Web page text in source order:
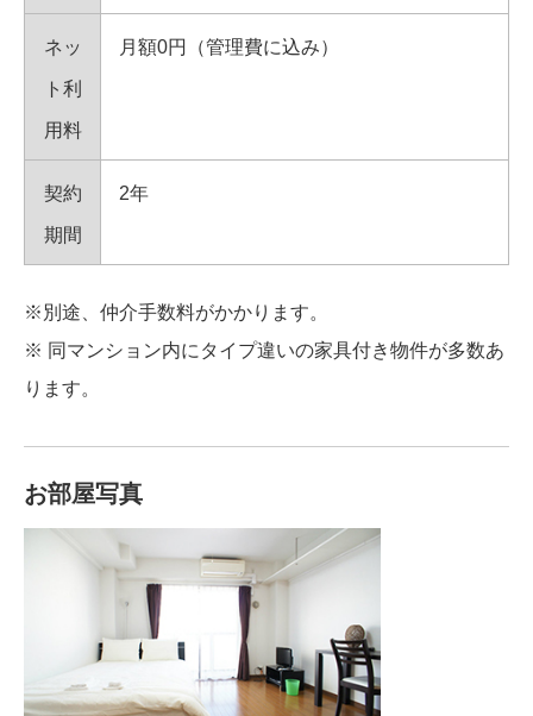
ネッ
ト利
用料
月額0円（管理費に込み）
契約
期間
2年
※別途、仲介手数料がかかります。
※ 同マンション内にタイプ違いの家具付き物件が多数あ
ります。
お部屋写真